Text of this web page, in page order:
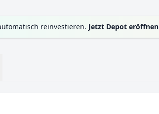
reinvestieren. Jetzt Depot eröffnen